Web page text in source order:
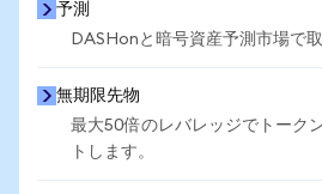
予測
DASHonと暗号資産予測市場で取
無期限先物
最大50倍のレバレッジでトーク
トします。